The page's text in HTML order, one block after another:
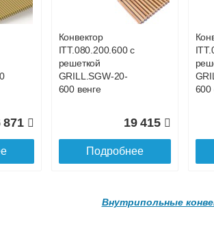
GRILL.SGWL-16-
31 052
Подробнее
871
Конвектор
ITT.080.200.600 с
решеткой
GRILL.SGW-20-
600 венге
19 415
Подробнее
600
Внутрипольные